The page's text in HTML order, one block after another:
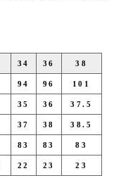
34 36 38
94 96 101
35 36 37.5
37 38 38.5
83 83 83
22 23 23